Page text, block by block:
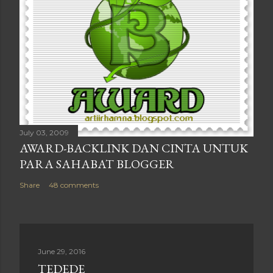
July 03, 2009
AWARD-BACKLINK DAN CINTA UNTUK
PARA SAHABAT BLOGGER
Share 48 comments
June 29, 2016
TEDEDE